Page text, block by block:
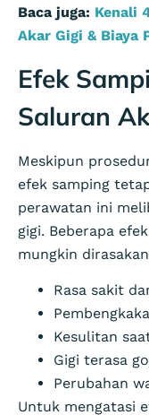
Baca juga: Kenali
Akar Gigi & Biaya
Efek
Saluran
Meskipun
efek samping
perawatan ini
gigi. Beberapa
mungkin
Rasa sakit
Kesulitan
Gigi terasa
Perubahan
Untuk mengatasi